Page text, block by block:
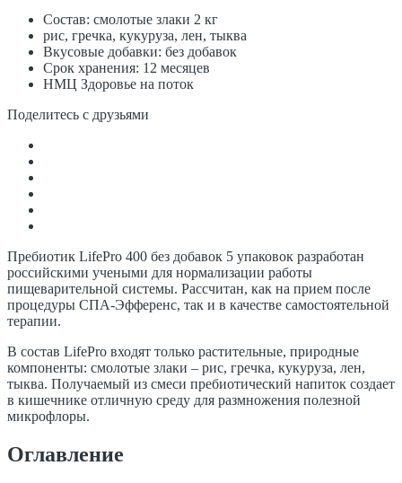
Состав: смолотые злаки 2 кг
рис, гречка, кукуруза, лен, тыква
Вкусовые добавки: без добавок
Срок хранения: 12 месяцев
НМЦ Здоровье на поток
Поделитесь с друзьями
Пребиотик LifePro 400 без добавок 5 упаковок разработан
российскими учеными для нормализации работы
пищеварительной системы. Рассчитан, как на прием после
процедуры СПА-Эфференс, так и в качестве самостоятельной
терапии.
В состав LifePro входят только растительные, природные
компоненты: смолотые злаки – рис, гречка, кукуруза, лен,
тыква. Получаемый из смеси пребиотический напиток создает
в кишечнике отличную среду для размножения полезной
микрофлоры.
Оглавление